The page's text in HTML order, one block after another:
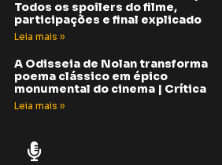
Todos os spoilers do filme,
participações e final explicado
Leia mais »
A Odisseia de Nolan transforma
poema clássico em épico
monumental do cinema | Crítica
Leia mais »